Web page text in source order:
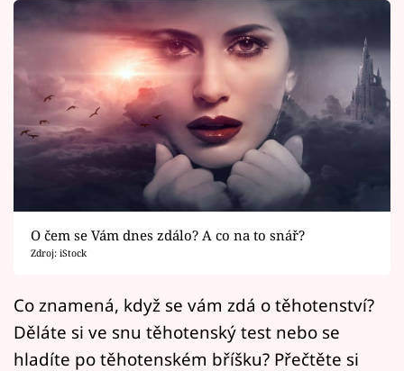
Témata
Celebrity
Vztahy
Seriály
Horoskopy
Sledujte prima+
Filmový festival Karlovy Vary
Pořady
O čem se Vám dnes zdálo? A co na to snář?
Zdroj: iStock
Co znamená, když se vám zdá o těhotenství?
Děláte si ve snu těhotenský test nebo se
hladíte po těhotenském bříšku? Přečtěte si